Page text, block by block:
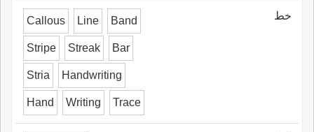
خط Callous Line Band
Stripe Streak Bar
Stria Handwriting
Hand Writing Trace